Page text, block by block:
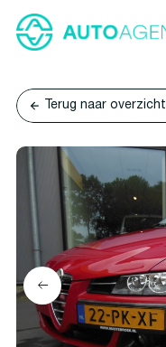
Terug naar overzicht